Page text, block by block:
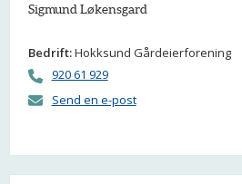
Sigmund Løkensgard
Bedrift:Hokksund Gårdeierforening
920 61 929
Send en e-post